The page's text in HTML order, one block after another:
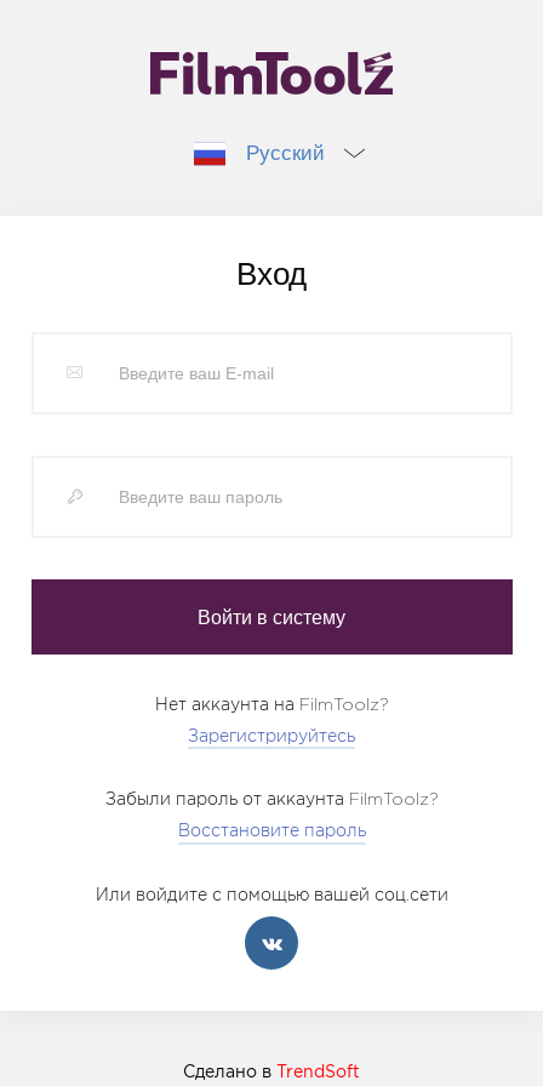
Русский
Вход
Нет аккаунта на FilmToolz?
Зарегистрируйтесь
Забыли пароль от аккаунта FilmToolz?
Восстановите пароль
Или войдите с помощью вашей соц.сети
Сделано в TrendSoft